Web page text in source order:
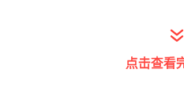
以下为部分成语释义：
--猫鼠同眠：意思是猫
点击查看